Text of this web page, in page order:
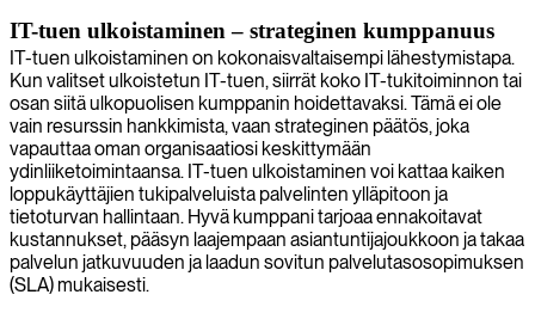
IT-tuen ulkoistaminen – strateginen kumppanuus
IT-tuen ulkoistaminen on kokonaisvaltaisempi lähestymistapa.
Kun valitset ulkoistetun IT-tuen, siirrät koko IT-tukitoiminnon tai
osan siitä ulkopuolisen kumppanin hoidettavaksi. Tämä ei ole
vain resurssin hankkimista, vaan strateginen päätös, joka
vapauttaa oman organisaatiosi keskittymään
ydinliiketoimintaansa. IT-tuen ulkoistaminen voi kattaa kaiken
loppukäyttäjien tukipalveluista palvelinten ylläpitoon ja
tietoturvan hallintaan. Hyvä kumppani tarjoaa ennakoitavat
kustannukset, pääsyn laajempaan asiantuntijajoukkoon ja takaa
palvelun jatkuvuuden ja laadun sovitun palvelutasosopimuksen
(SLA) mukaisesti.